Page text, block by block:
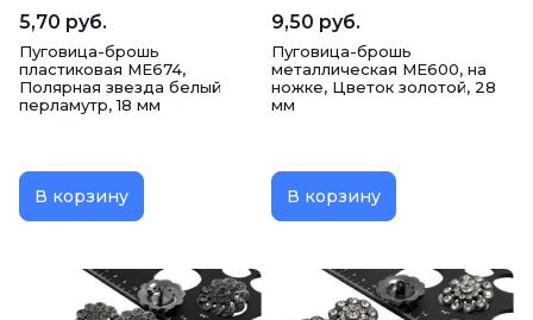
5,70 руб.
Пуговица-брошь
пластиковая ME674,
Полярная звезда белый
перламутр, 18 мм
В корзину
9,50 руб.
Пуговица-брошь
металлическая ME600, на
ножке, Цветок золотой, 28
мм
В корзину